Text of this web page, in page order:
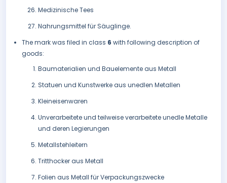
Medizinische Tees
Nahrungsmittel für Säuglinge.
The mark was filed in class 6 with following description of
goods:
Baumaterialien und Bauelemente aus Metall
Statuen und Kunstwerke aus unedlen Metallen
Kleineisenwaren
Unverarbeitete und teilweise verarbeitete unedle Metalle
und deren Legierungen
Metallstehleitern
Tritthocker aus Metall
Folien aus Metall für Verpackungszwecke